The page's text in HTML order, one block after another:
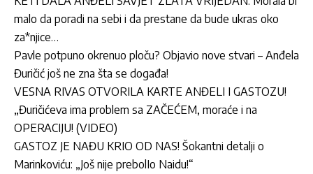
malo da poradi na sebi i da prestane da bude ukras oko
za*njice…
Pavle potpuno okrenuo ploču? Objavio nove stvari – Anđela
Đuričić još ne zna šta se događa!
VESNA RIVAS OTVORILA KARTE ANĐELI I GASTOZU!
„Đuričićeva ima problem sa ZAČEĆEM, moraće i na
OPERACIJU! (VIDEO)
GASTOZ JE NAĐU KRIO OD NAS! Šokantni detalji o
Marinkoviću: „Još nije prebolIo Naidu!“